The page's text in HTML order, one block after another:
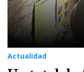
Actualidad